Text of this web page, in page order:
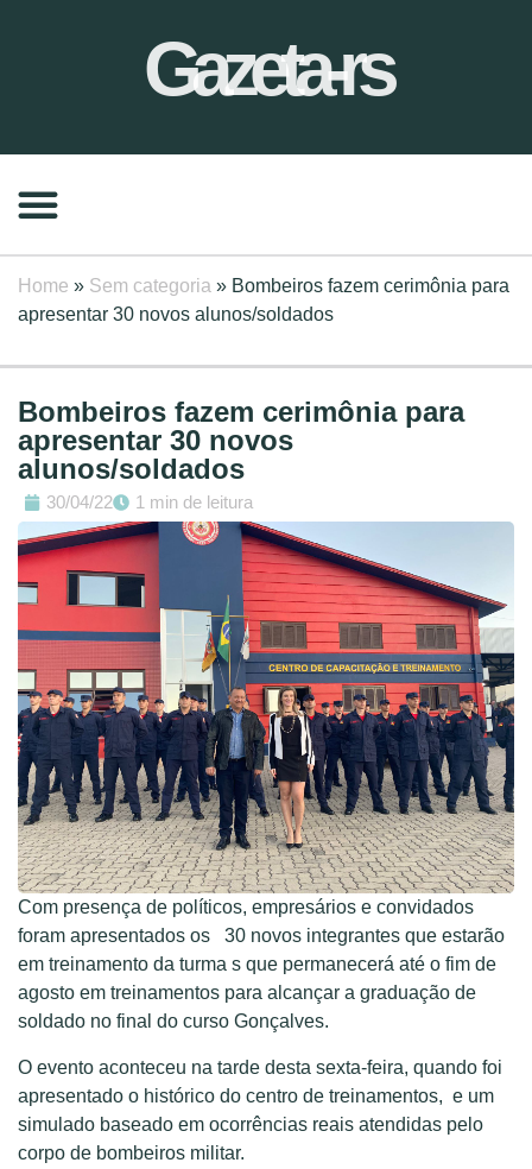
Gazeta-rs
Home » Sem categoria » Bombeiros fazem cerimônia para
apresentar 30 novos alunos/soldados
Bombeiros fazem cerimônia para
apresentar 30 novos
alunos/soldados
30/04/22 1 min de leitura
Com presença de políticos, empresários e convidados
foram apresentados os 30 novos integrantes que estarão
em treinamento da turma s que permanecerá até o fim de
agosto em treinamentos para alcançar a graduação de
soldado no final do curso Gonçalves.
O evento aconteceu na tarde desta sexta-feira, quando foi
apresentado o histórico do centro de treinamentos, e um
simulado baseado em ocorrências reais atendidas pelo
corpo de bombeiros militar.